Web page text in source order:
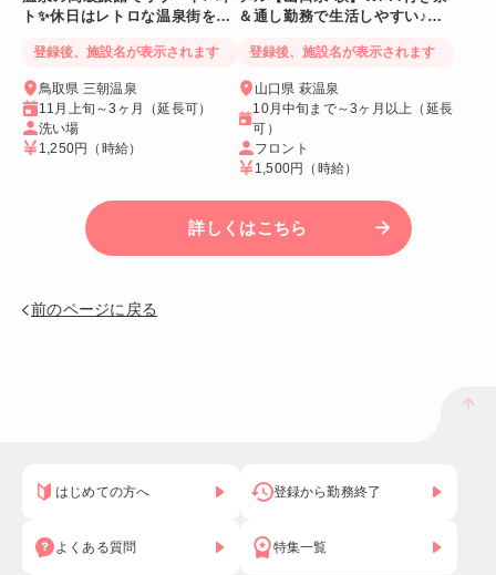
ト✨休日はレトロな温泉街をの
登録後、施設名が表示されます
鳥取県 三朝温泉
11月上旬～3ヶ月（延長可）
洗い場
1,250円 （時給）
＆通し勤務で生活しやすい♪絶
登録後、施設名が表示されます
山口県 萩温泉
10月中旬まで～3ヶ月以上（延長
可）
フロント
1,500円 （時給）
詳しくはこちら
前のページに戻る
はじめての方へ 登録から勤務終了
よくある質問 特集一覧